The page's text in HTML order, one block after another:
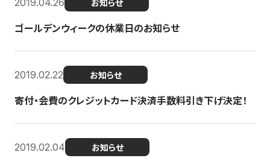
2019.04.26 お知らせ
ゴールデンウィークの休業日のお知らせ
2019.02.22 お知らせ
寄付・会費のクレジットカード決済手数料引き下げ決定！
2019.02.04 お知らせ